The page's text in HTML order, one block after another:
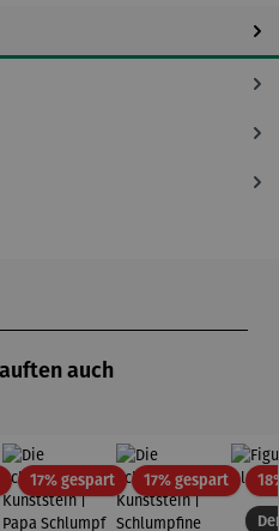
auch
Rabatt17% gespartRabatt17% gespartRabatt